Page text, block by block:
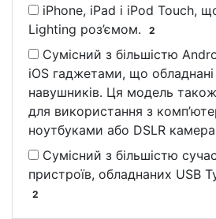
iPhone, iPad і iPod Touch,
Lighting роз’ємом.
2
Сумісний з більшістю
iOS гаджетами, що
навушників. Ця модель також
для використання з
ноутбуками або DSLR
Сумісний з більшістю
пристроїв, обладнаних USB
2